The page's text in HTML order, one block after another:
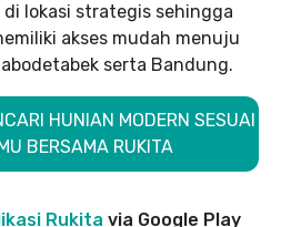
lokasi strategis sehingga
akses mudah menuju
serta Bandung.
HUNIAN MODERN SESUAI
BERSAMA RUKITA
Rukita via Google Play